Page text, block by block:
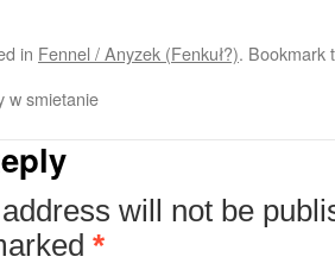
in Fennel / Anyzek (Fenkuł?). Bookmark
w smietanie
will not be
*